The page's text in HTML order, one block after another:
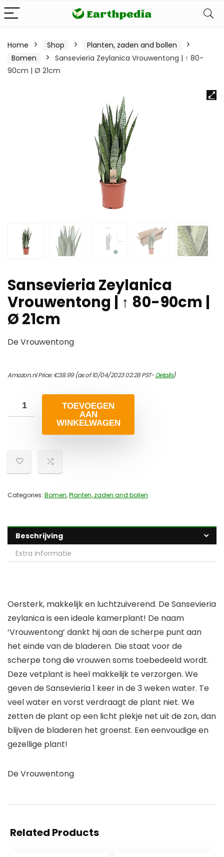
Home Shop
Planten, zaden and bollen
Bomen
Sansevieria Zeylanica Vrouwentong | ↑ 80-
90cm | Ø 21cm
Sansevieria Zeylanica
Vrouwentong | ↑ 80-90cm |
Ø 21cm
De Vrouwentong
Amazon.nl Price:€38.99(as of 10/04/2023 02:28 PST-Details)
TOEVOEGEN
AAN
WINKELWAGEN
Categories: Bomen,Planten, zaden and bollen
Beschrijving
Extra informatie
Oersterk, makkelijk en luchtzuiverend. De Sansevieria
zeylanica is een ideale kamerplant! De naam
‘Vrouwentong’ dankt hij aan de scherpe punt aan
het einde van de bladeren. Die staat voor de
scherpe tong die vrouwen soms toebedeeld wordt.
Deze vetplant is heel makkelijk te verzorgen. We
geven de Sansevieria 1 keer in de 3 weken water. Te
veel water en vorst verdraagt de plant niet. We
zetten de plant op een licht plekje net uit de zon, dan
blijven de bladeren het groenst. Een eenvoudige en
gezellige plant!
De Vrouwentong
Related Products